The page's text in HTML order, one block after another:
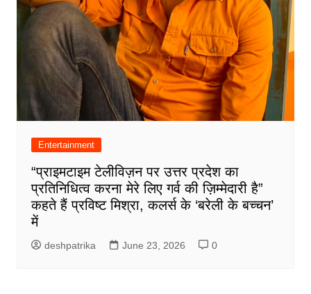
Entertainment
“प्राइमटाइम टेलीविज़न पर उत्तर प्रदेश का
प्रतिनिधित्व करना मेरे लिए गर्व की ज़िम्मेदारी है”
कहते हैं प्रविष्ट मिश्रा, कलर्स के ‘बरेली के बच्चन’
में
deshpatrika June 23, 2026 0